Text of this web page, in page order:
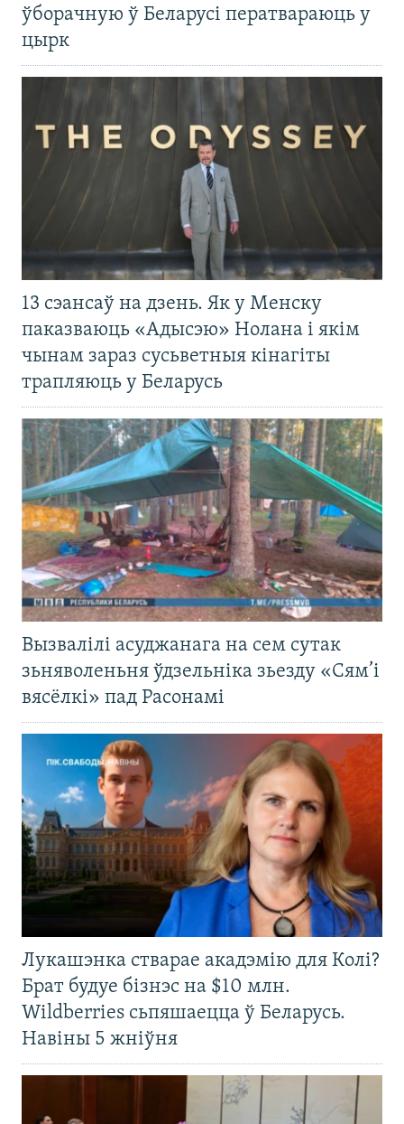
ўборачную ў Беларусі ператвараюць у
цырк
13 сэансаў на дзень. Як у Менску
паказваюць «Адысэю» Нолана і якім
чынам зараз сусьветныя кінагіты
трапляюць у Беларусь
Вызвалілі асуджанага на сем сутак
зьняволеньня ўдзельніка зьезду «Сям’і
вясёлкі» пад Расонамі
Лукашэнка стварае акадэмію для Колі?
Брат будуе бізнэс на $10 млн.
Wildberries сьпяшаецца ў Беларусь.
Навіны 5 жніўня